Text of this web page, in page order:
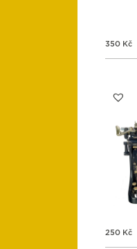
350 Kč
250 Kč